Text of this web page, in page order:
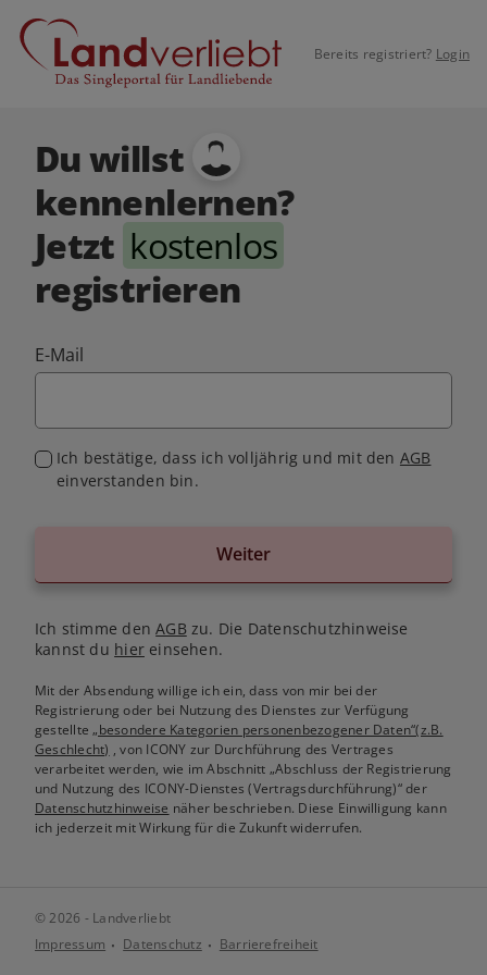
Bereits registriert? Login
Du willst
kennenlernen?
Jetzt kostenlos
registrieren
E-Mail
Ich bestätige, dass ich volljährig und mit den AGB
einverstanden bin.
Weiter
Ich stimme denAGB zu. Die Datenschutzhinweise
kannst du hiereinsehen.
Mit der Absendung willige ich ein, dass von mir bei der
Registrierung oder bei Nutzung des Dienstes zur Verfügung
gestellte„besondere Kategorien personenbezogener Daten“(z.B.
Geschlecht) , von ICONY zur Durchführung des Vertrages
verarbeitet werden, wie im Abschnitt „Abschluss der Registrierung
und Nutzung des ICONY-Dienstes (Vertragsdurchführung)“ der
Datenschutzhinweise näher beschrieben. Diese Einwilligung kann
ich jederzeit mit Wirkung für die Zukunft widerrufen.
© 2026 - Landverliebt
Impressum
Datenschutz Barrierefreiheit